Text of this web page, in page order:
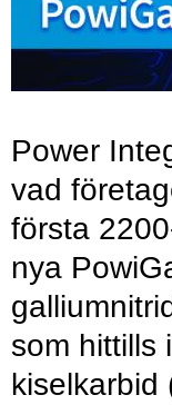
Power
vad
första
nya
som hittills
kiselkarbid